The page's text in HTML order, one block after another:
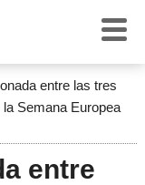
entre las tres
Semana Europea
entre